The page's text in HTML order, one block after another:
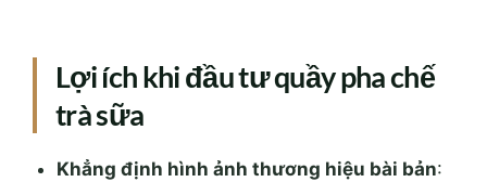
Lợi ích khi đầu tư quầy pha chế
trà sữa
Khẳng định hình ảnh thương hiệu bài bản: